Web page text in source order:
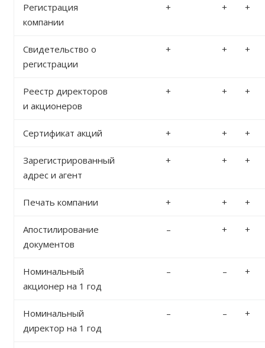
Регистрация
компании
+ + +
Свидетельство о
регистрации
+ + +
Реестр директоров
и акционеров
+ + +
Сертификат акций + + +
Зарегистрированный
адрес и агент
+ + +
Печать компании + + +
Апостилирование
документов
– + +
Номинальный
акционер на 1 год
– – +
Номинальный
директор на 1 год
– – +